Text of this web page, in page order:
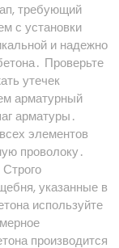
требующий
с установки
и надежно
Проверьте
утечек
арматурный
арматуры․
элементов
проволоку․
указанные в
используйте
производится